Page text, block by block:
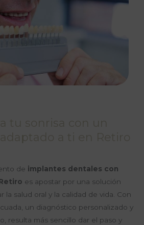
de implantes dentales con
es apostar por una solución
la salud oral y la calidad de vida. Con
un diagnóstico personalizado y
resulta más sencillo dar el paso y